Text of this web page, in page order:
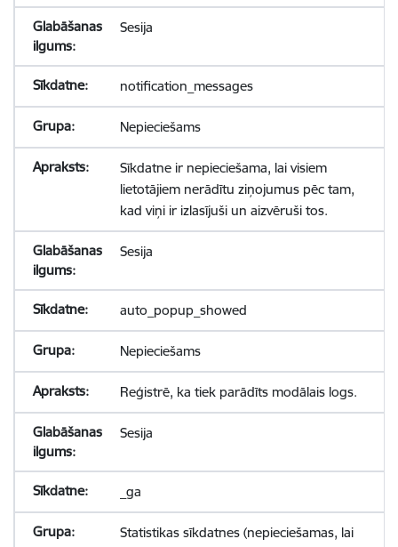
Sesija
notification_messages
Nepieciešams
Sīkdatne ir nepieciešama, lai visiem
lietotājiem nerādītu ziņojumus pēc tam,
kad viņi ir izlasījuši un aizvēruši tos.
Sesija
auto_popup_showed
Nepieciešams
Reģistrē, ka tiek parādīts modālais logs.
Sesija
_ga
Statistikas sīkdatnes (nepieciešamas, lai